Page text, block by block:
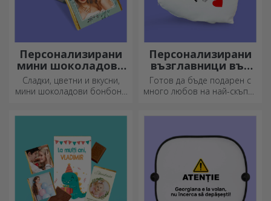
Персонализирани
мини шоколадови
бонбони
Сладки, цветни и вкусни,
мини шоколадови бонбони
на шоколада.
Персонализирани
възглавници във
формата на сърце
Готов да бъде подарен с
много любов на най-скъпия